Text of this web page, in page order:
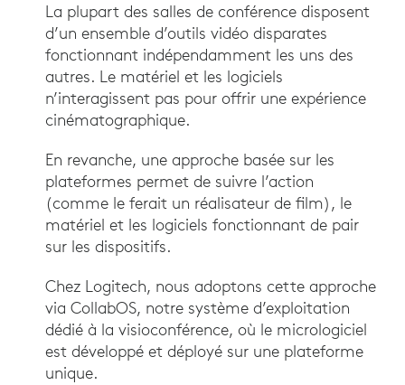
La plupart des salles de conférence disposent
d’un ensemble d’outils vidéo disparates
fonctionnant indépendamment les uns des
autres. Le matériel et les logiciels
n’interagissent pas pour offrir une expérience
cinématographique.
En revanche, une approche basée sur les
plateformes permet de suivre l’action
(comme le ferait un réalisateur de film), le
matériel et les logiciels fonctionnant de pair
sur les dispositifs.
Chez Logitech, nous adoptons cette approche
via CollabOS, notre système d’exploitation
dédié à la visioconférence, où le micrologiciel
est développé et déployé sur une plateforme
unique.